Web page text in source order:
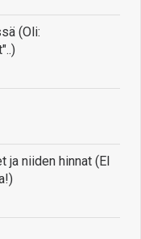
(Oli:
ja niiden hinnat (EI